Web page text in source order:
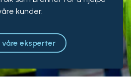
kunder.
eksperter